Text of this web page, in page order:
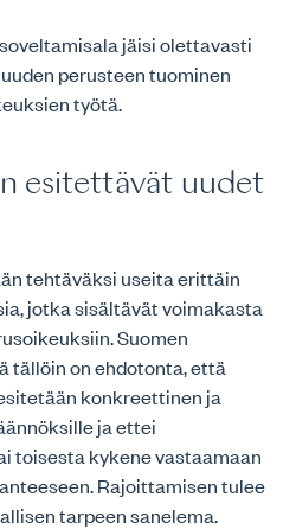
jäisi olettavasti
perusteen tuominen
työtä.
esitettävät uudet
tehtäväksi useita erittäin
jotka sisältävät voimakasta
Suomen
tällöin on ehdotonta, että
konkreettinen ja
ja ettei
toisesta kykene vastaamaan
Rajoittamisen tulee
tarpeen sanelema.